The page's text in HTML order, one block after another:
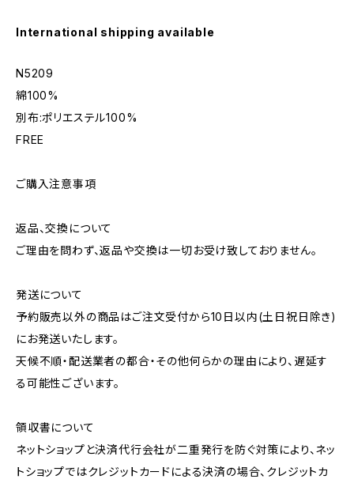
International shipping available
N5209
綿100%
別布:ポリエステル100%
FREE
ご購入注意事項
返品、交換について
ご理由を問わず、返品や交換は一切お受け致しておりません。
発送について
予約販売以外の商品はご注文受付から10日以内(土日祝日除き)
にお発送いたします。
天候不順・配送業者の都合・その他何らかの理由により、遅延す
る可能性ございます。
領収書について
ネットショップと決済代行会社が二重発行を防ぐ対策により、ネッ
トショップではクレジットカードによる決済の場合、クレジットカ